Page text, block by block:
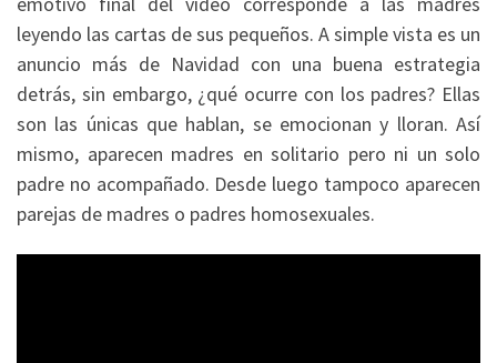
leyendo las cartas de sus pequeños. A simple vista es un
anuncio más de Navidad con una buena estrategia
detrás, sin embargo, ¿qué ocurre con los padres? Ellas
son las únicas que hablan, se emocionan y lloran. Así
mismo, aparecen madres en solitario pero ni un solo
padre no acompañado. Desde luego tampoco aparecen
parejas de madres o padres homosexuales.